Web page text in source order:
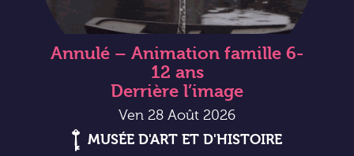
Annulé – Animation famille 6-
12 ans
Derrière l’image
Ven 28 Août 2026
MUSÉE D'ART ET D'HISTOIRE